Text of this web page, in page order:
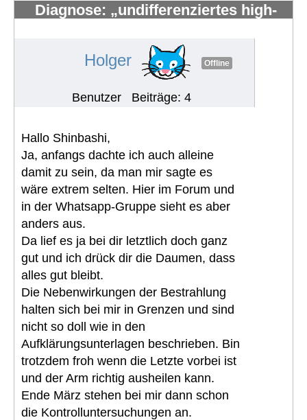
Diagnose: „undifferenziertes high-
Holger Offline
Benutzer Beiträge: 4
Hallo Shinbashi,
Ja, anfangs dachte ich auch alleine
damit zu sein, da man mir sagte es
wäre extrem selten. Hier im Forum und
in der Whatsapp-Gruppe sieht es aber
anders aus.
Da lief es ja bei dir letztlich doch ganz
gut und ich drück dir die Daumen, dass
alles gut bleibt.
Die Nebenwirkungen der Bestrahlung
halten sich bei mir in Grenzen und sind
nicht so doll wie in den
Aufklärungsunterlagen beschrieben. Bin
trotzdem froh wenn die Letzte vorbei ist
und der Arm richtig ausheilen kann.
Ende März stehen bei mir dann schon
die Kontrolluntersuchungen an.